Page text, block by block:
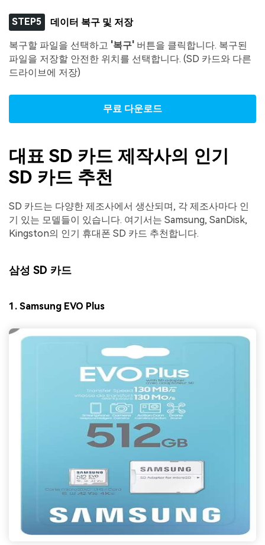
STEP5 데이터 복구 및 저장
복구할 파일을 선택하고 '복구' 버튼을 클릭합니다. 복구된
파일을 저장할 안전한 위치를 선택합니다. (SD 카드와 다른
드라이브에 저장)
무료 다운로드
대표 SD 카드 제작사의 인기
SD 카드 추천
SD 카드는 다양한 제조사에서 생산되며, 각 제조사마다 인
기 있는 모델들이 있습니다. 여기서는 Samsung, SanDisk,
Kingston의 인기 휴대폰 SD 카드 추천합니다.
삼성 SD 카드
1. Samsung EVO Plus